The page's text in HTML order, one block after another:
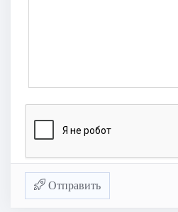
Отправить